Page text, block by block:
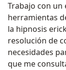
Trabajo con
herramientas
la hipnosis
resolución de
necesidades
que me